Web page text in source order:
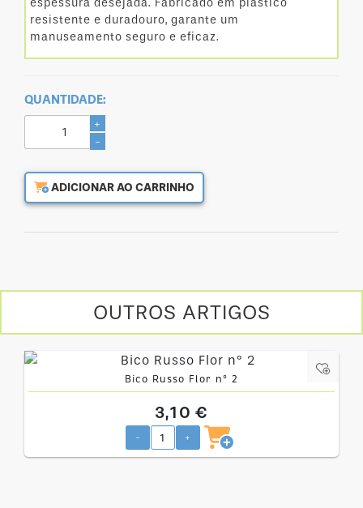
espessura desejada. Fabricado em plástico
resistente e duradouro, garante um
manuseamento seguro e eficaz.
QUANTIDADE:
+
-
ADICIONAR AO CARRINHO
OUTROS ARTIGOS
Bico Russo Flor nº 2
3,10 €
- +